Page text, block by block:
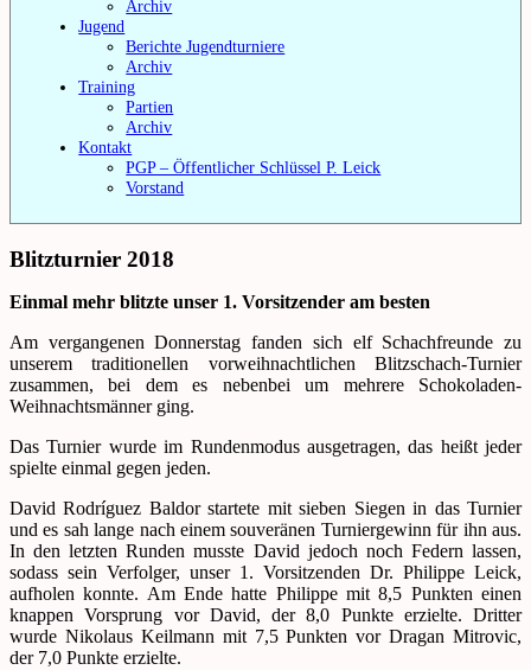
Archiv
Jugend
Berichte Jugendturniere
Archiv
Training
Partien
Archiv
Kontakt
PGP – Öffentlicher Schlüssel P. Leick
Vorstand
Blitzturnier 2018
Einmal mehr blitzte unser 1. Vorsitzender am besten
Am vergangenen Donnerstag fanden sich elf Schachfreunde zu
unserem traditionellen vorweihnachtlichen Blitzschach-Turnier
zusammen, bei dem es nebenbei um mehrere Schokoladen-
Weihnachtsmänner ging.
Das Turnier wurde im Rundenmodus ausgetragen, das heißt jeder
spielte einmal gegen jeden.
David Rodríguez Baldor startete mit sieben Siegen in das Turnier
und es sah lange nach einem souveränen Turniergewinn für ihn aus.
In den letzten Runden musste David jedoch noch Federn lassen,
sodass sein Verfolger, unser 1. Vorsitzenden Dr. Philippe Leick,
aufholen konnte. Am Ende hatte Philippe mit 8,5 Punkten einen
knappen Vorsprung vor David, der 8,0 Punkte erzielte. Dritter
wurde Nikolaus Keilmann mit 7,5 Punkten vor Dragan Mitrovic,
der 7,0 Punkte erzielte.